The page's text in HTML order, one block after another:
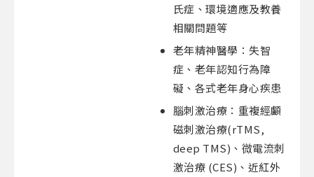
氏症、環境適應及教養
相關問題等
老年精神醫學：失智
症、老年認知行為障
礙、各式老年身心疾患
腦刺激治療：重複經顱
磁刺激治療(rTMS,
deep TMS)、微電流刺
激治療 (CES)、近紅外